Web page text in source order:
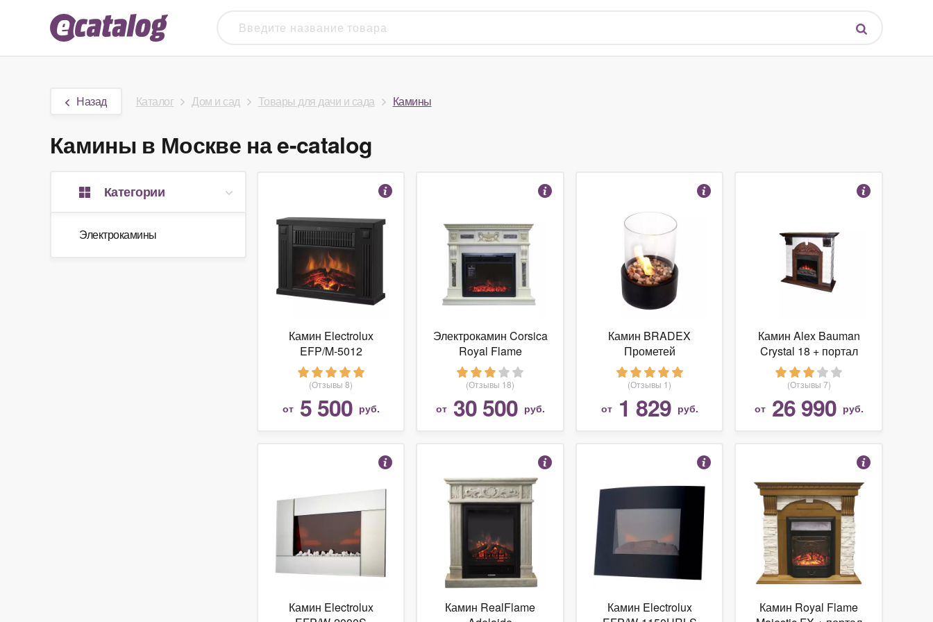
Назад Каталог Дом и сад Товары для дачи и сада Камины
Камины в Москве на e-catalog
Категории
Электрокамины
Камин Electrolux
EFP/M-5012
(Отзывы 8)
от 5 500 руб.
Электрокамин Corsica
Royal Flame
(Отзывы 18)
от 30 500 руб.
Камин BRADEX
Прометей
(Отзывы 1)
от 1 829 руб.
Камин Alex Bauman
Crystal 18 + портал
Jazz
(Отзывы 7)
от 26 990 руб.
Камин Electrolux
Камин RealFlame
Камин Electrolux
Камин Royal Flame